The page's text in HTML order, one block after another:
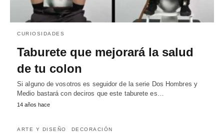
CURIOSIDADES
Taburete que mejorará la salud
de tu colon
Si alguno de vosotros es seguidor de la serie Dos Hombres y
Medio bastará con deciros que este taburete es…
14 años hace
ARTE Y DISEÑO DECORACIÓN